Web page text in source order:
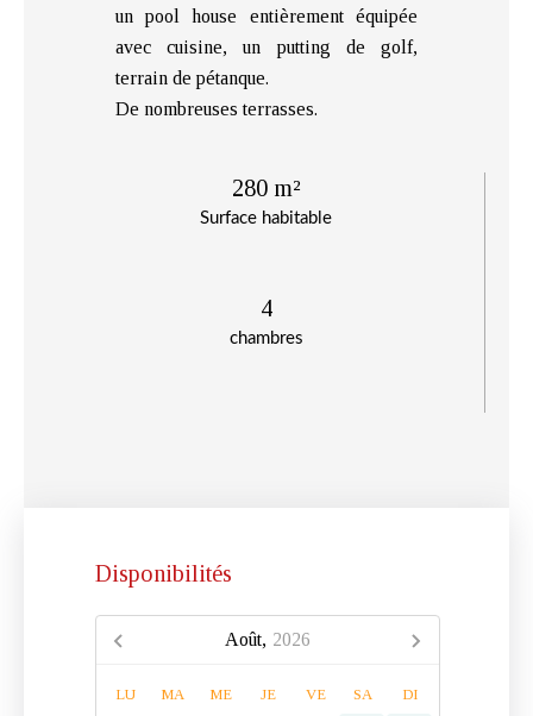
Surface habitable
280 m²
chambres
4
un pool house entièrement équipée
avec cuisine, un putting de golf,
terrain de pétanque.
De nombreuses terrasses.
Disponibilités
Août, 2026
LU MA ME JE VE SA DI